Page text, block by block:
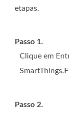
etapas.
Passo 1.
Clique em
Passo 2.